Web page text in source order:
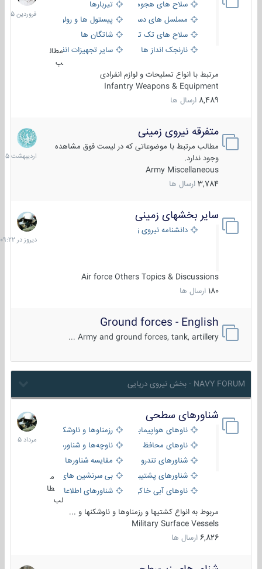
سلاح های هجومی
تیربارها
مسلسل های دستی
پیستول ها و رولورها
سلاح های تک تیر اندازیشاتگان ها
نارنجک انداز ها
سایر تجهیزات انفرادی
مطال
ب
مرتبط با انواع تسلیحات و لوازم انفرادی
Infantry Weapons & Equipment
8,489 ارسال ها
1405
متفرقه نیروی زمینی
مطالب مرتبط با موضوعاتی که در لیست فوق مشاهده
وجود ندارد.
Army Miscellaneous
3,784 ارسال ها
27
1405
سایر بخشهای زمینی
دانشنامه نیروی زمینی
Air force Others Topics & Discussions
180 ارسال ها
دیروز
در
09:22
Ground forces - English
Army and ground forces, tank, artillery ...
NAVY FORUM - بخش نیروی دریایی
شناورهای سطحی
ناوهای هواپیمابر و بالگرد بررزمناوها و ناوشکن‌ها
ناوهای محافظ
ناوچه‌ها و شناورهای گشتی
شناورهای تندرو
مقایسه شناورها
شناورهای پشتیبانی
بی سرنشین های دریایی
ناوهای آبی خاکی و نیروبرشناورهای اطلاعاتی و جاسوسی
طا
لب
مربوط به انواع کشتیها و رزمناوها و ناوشکنها و ...
Military Surface Vessels
6,826 ارسال ها
2
مرداد
1405